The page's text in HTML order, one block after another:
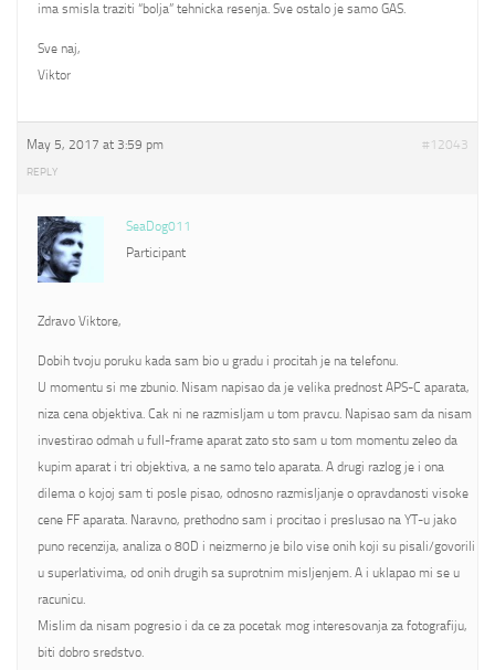
ima smisla traziti “bolja” tehnicka resenja. Sve ostalo je samo GAS.
Sve naj,
Viktor
May 5, 2017 at 3:59 pm #12043
REPLY
SeaDog011
Participant
Zdravo Viktore,
Dobih tvoju poruku kada sam bio u gradu i procitah je na telefonu.
U momentu si me zbunio. Nisam napisao da je velika prednost APS-C aparata,
niza cena objektiva. Cak ni ne razmisljam u tom pravcu. Napisao sam da nisam
investirao odmah u full-frame aparat zato sto sam u tom momentu zeleo da
kupim aparat i tri objektiva, a ne samo telo aparata. A drugi razlog je i ona
dilema o kojoj sam ti posle pisao, odnosno razmisljanje o opravdanosti visoke
cene FF aparata. Naravno, prethodno sam i procitao i preslusao na YT-u jako
puno recenzija, analiza o 80D i neizmerno je bilo vise onih koji su pisali/govorili
u superlativima, od onih drugih sa suprotnim misljenjem. A i uklapao mi se u
racunicu.
Mislim da nisam pogresio i da ce za pocetak mog interesovanja za fotografiju,
biti dobro sredstvo.